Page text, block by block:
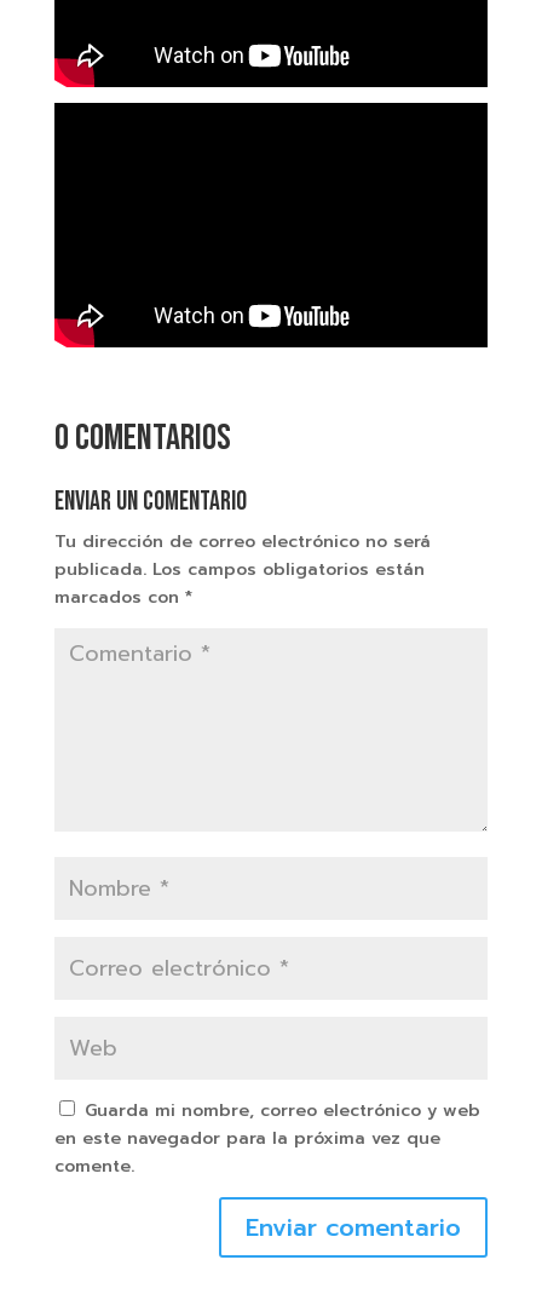
0 comentarios
Enviar un comentario
Tu dirección de correo electrónico no será
publicada. Los campos obligatorios están
marcados con *
Guarda mi nombre, correo electrónico y web
en este navegador para la próxima vez que
comente.
Enviar comentario